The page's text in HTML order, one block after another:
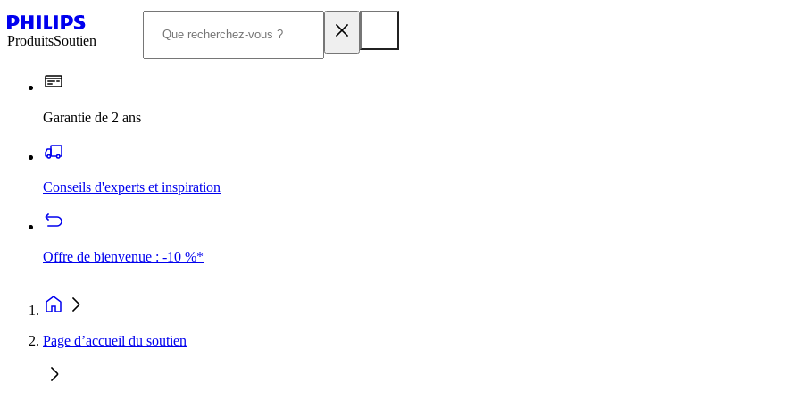
ProduitsSoutien
Garantie de 2 ans
Conseils d'experts et inspiration
Offre de bienvenue : -10 %*
Page d’accueil du soutien